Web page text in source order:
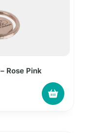
Rose Pink